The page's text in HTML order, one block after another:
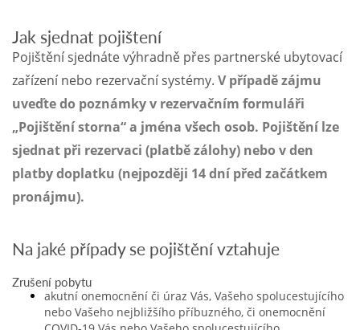
Jak sjednat pojištení
Pojištění sjednáte výhradně přes partnerské ubytovací
zařízení nebo rezervační systémy. V případě zájmu
uveďte do poznámky v rezervačním formuláři
„Pojištění storna“ a jména všech osob. Pojištění lze
sjednat při rezervaci (platbě zálohy) nebo v den
platby doplatku (nejpozději 14 dní před začátkem
pronájmu).
Na jaké případy se pojištění vztahuje
Zrušení pobytu
akutní onemocnění či úraz Vás, Vašeho spolucestujícího
nebo Vašeho nejbližšího příbuzného, či onemocnění
Po
odeslání
objednávky
Vám
bude
kupón
obratem
zaslán
mail.
Platební
a
doručovací
informace
vyřídíme